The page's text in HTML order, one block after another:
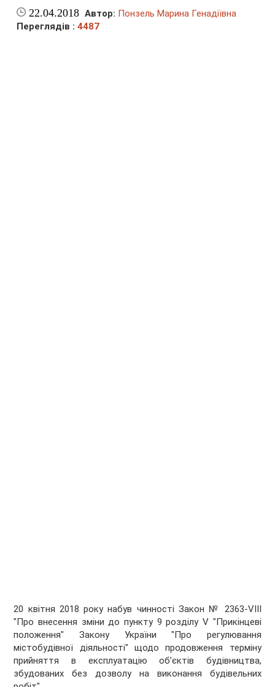
22.04.2018 Автор: Понзель Марина Генадіївна
Переглядів :4487
20 квітня 2018 року набув чинності Закон № 2363-VIII
"Про внесення зміни до пункту 9 розділу V "Прикінцеві
положення" Закону України "Про регулювання
містобудівної діяльності" щодо продовження терміну
прийняття в експлуатацію об’єктів будівництва,
збудованих без дозволу на виконання будівельних